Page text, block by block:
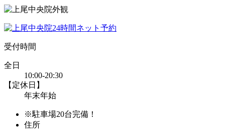
受付時間
全日
10:00-20:30
【定休日】
年末年始
※駐車場20台完備！
住所